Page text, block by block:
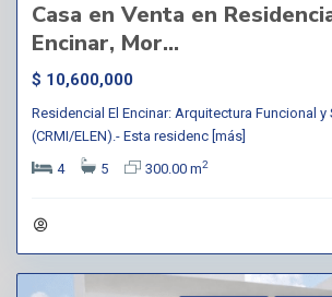
Casa en Venta en
Encinar, Mor...
$ 10,600,000
Residencial El Encinar: Arquitectura Funcional
(CRMI/ELEN).- Esta residenc [más]
4
5 300.00 m2